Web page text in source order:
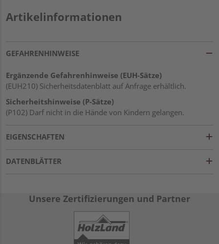
Artikelinformationen
GEFAHRENHINWEISE
Ergänzende Gefahrenhinweise (EUH-Sätze)
(EUH210) Sicherheitsdatenblatt auf Anfrage erhältlich.
Sicherheitshinweise (P-Sätze)
(P102) Darf nicht in die Hände von Kindern gelangen.
EIGENSCHAFTEN
DATENBLÄTTER
Unsere Zertifizierungen und Partner